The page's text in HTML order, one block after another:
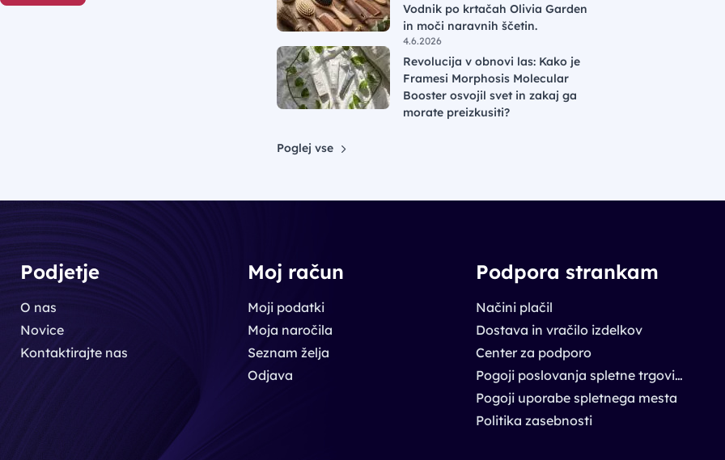
Vodnik po krtačah Olivia Garden
in moči naravnih ščetin.
4.6.2026
Revolucija v obnovi las: Kako je
Framesi Morphosis Molecular
Booster osvojil svet in zakaj ga
morate preizkusiti?
Poglej vse
Podjetje
O nas
Novice
Kontaktirajte nas
Moj račun
Moji podatki
Moja naročila
Seznam želja
Odjava
Podpora strankam
Načini plačil
Dostava in vračilo izdelkov
Center za podporo
Pogoji poslovanja spletne trgovine
Pogoji uporabe spletnega mesta
Politika zasebnosti